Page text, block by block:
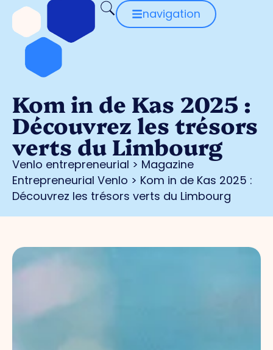
navigation
Kom in de Kas 2025 :
Découvrez les trésors
verts du Limbourg
Venlo entrepreneurial > Magazine
Entrepreneurial Venlo > Kom in de Kas 2025 :
Découvrez les trésors verts du Limbourg